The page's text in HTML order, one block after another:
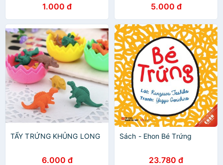
1.000 đ 5.000 đ
TẨY TRỨNG KHỦNG LONG
6.000 đ
Sách - Ehon Bé Trứng
23.780 đ